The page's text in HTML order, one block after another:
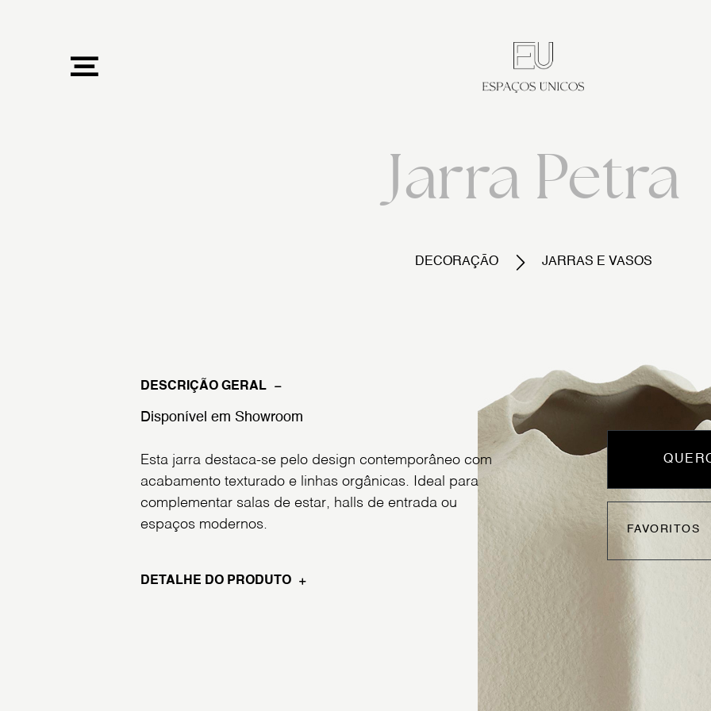
Jarra Petra
DECORAÇÃO JARRAS E VASOS
DESCRIÇÃO GERAL
Disponível em Showroom
Esta jarra destaca-se pelo design contemporâneo com
acabamento texturado e linhas orgânicas. Ideal para
complementar salas de estar, halls de entrada ou
espaços modernos.
DETALHE DO PRODUTO
FAVORITOS